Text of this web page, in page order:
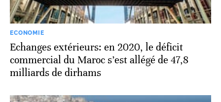
ECONOMIE
Echanges extérieurs: en 2020, le déficit
commercial du Maroc s’est allégé de 47,8
milliards de dirhams